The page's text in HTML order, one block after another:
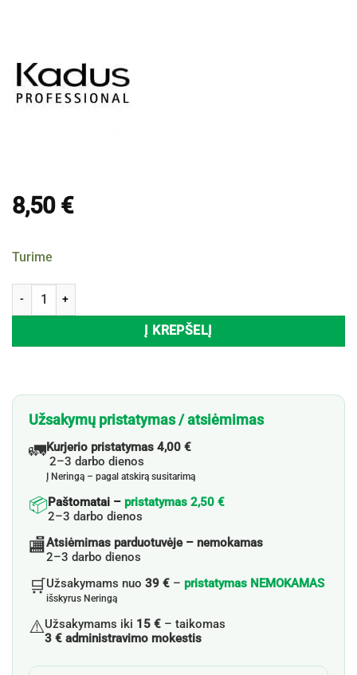
8,50 €
Turime
produkto kiekis: Kadus Extra Rich Creme Permanent plaukų dažai
Į KREPŠELĮ
Užsakymų pristatymas / atsiėmimas
🚛Kurjerio pristatymas 4,00 €
2–3 darbo dienos
Į Neringą – pagal atskirą susitarimą
📦 Paštomatai – pristatymas 2,50 €
2–3 darbo dienos
🏬Atsiėmimas parduotuvėje – nemokamas
2–3 darbo dienos
🛒 Užsakymams nuo 39 € – pristatymas NEMOKAMAS
išskyrus Neringą
⚠️Užsakymams iki 15 € – taikomas
3 € administravimo mokestis